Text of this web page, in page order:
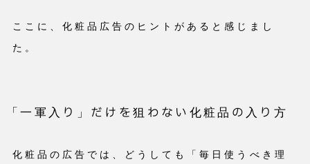
ここに、化粧品広告のヒントがあると感じまし
た。
「一軍入り」だけを狙わない化粧品の入り方
化粧品の広告では、どうしても「毎日使うべき理